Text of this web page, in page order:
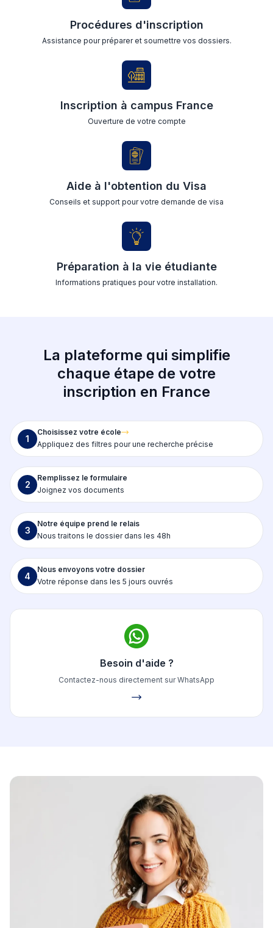
Procédures d'inscription
Assistance pour préparer et soumettre vos dossiers.
Inscription à campus France
Ouverture de votre compte
Aide à l'obtention du Visa
Conseils et support pour votre demande de visa
Préparation à la vie étudiante
Informations pratiques pour votre installation.
La plateforme qui simplifie
chaque étape de votre
inscription en France
1
Choisissez votre école
Appliquez des filtres pour une recherche précise
2
Remplissez le formulaire
Joignez vos documents
3
Notre équipe prend le relais
Nous traitons le dossier dans les 48h
4
Nous envoyons votre dossier
Votre réponse dans les 5 jours ouvrés
Besoin d'aide ?
Contactez-nous directement sur WhatsApp